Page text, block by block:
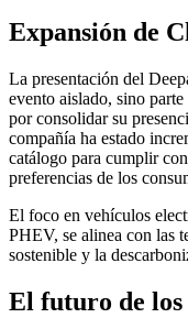
Expansión de
La presentación del
evento aislado, sino
por consolidar su
compañía ha estado
catálogo para cumplir
preferencias de los
El foco en vehículos
PHEV, se alinea con las
sostenible y la
El futuro de